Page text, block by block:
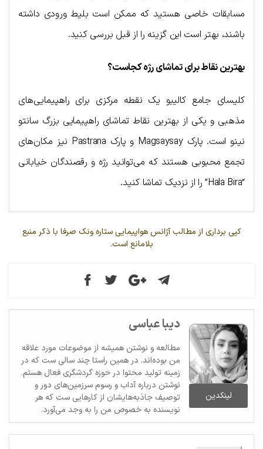
مسابقات خاصی هستید که ممکن است بلیط ورودی داشته
باشند، بهتر است این گزینه را از قبل بررسی کنید.
بهترین نقاط برای تماشای رژه کجاست؟
کلیسای جامع کالیبو یک نقطه مرکزی برای راهپیمایی‌های
مذهبی و یکی از بهترین نقاط تماشای راهپیمایی بزرگ سانتو
نینو است. پارک Magsaysay و پارک Pastrana نیز مکان‌های
تجمع محبوبی هستند که می‌توانید رژه و رقصندگان خیابانی
“Hala Bira” را از نزدیک تماشا کنید.
کپی برداری از مطالب آژانس هواپیمایی ستاره ونک صرفا با ذکر منبع
بلامانع است.
لینکدین
دیبا عباسی
مطالعه و نوشتن همیشه از موضوعات مورد علاقه
من بوده‌اند. در همین راستا چند سالی ست که در
زمینه تولید محتوا در حوزه گردشگری فعال هستم.
نوشتن درباره آداب و رسوم سرزمین‌های دور و
توصیف جاذبه‌هایشان از کارهایی ست که هر
نویسنده به خصوص من را به وجد می‌آورد.